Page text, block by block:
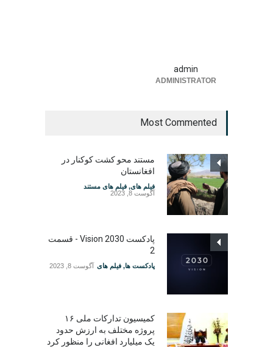
admin
ADMINISTRATOR
Most Commented
مستند محو کشت کوکنار در
افغانستان
فیلم های, فیلم های مستند
آگوست 8, 2023
پادکست Vision 2030 - قسمت
2
پادکست ها, فیلم های آگوست 8, 2023
کمیسیون تدارکات ملی ۱۶
پروژه مختلف به ارزش حدود
یک میلیارد افغانی را منظور کرد